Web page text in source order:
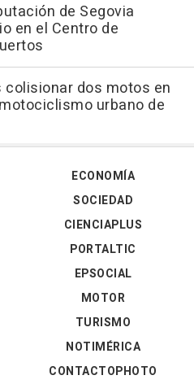
de Segovia
en el Centro de
dos motos en
urbano de
ECONOMÍA
SOCIEDAD
CIENCIAPLUS
PORTALTIC
EPSOCIAL
MOTOR
TURISMO
NOTIMÉRICA
CONTACTOPHOTO